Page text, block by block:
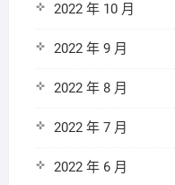
2022 年 10 月
2022 年 9 月
2022 年 8 月
2022 年 7 月
2022 年 6 月